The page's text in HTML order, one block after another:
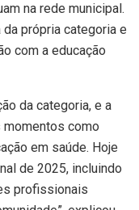
na rede municipal.
própria categoria e
com a educação
da categoria, e a
como
em saúde. Hoje
de 2025, incluindo
profissionais